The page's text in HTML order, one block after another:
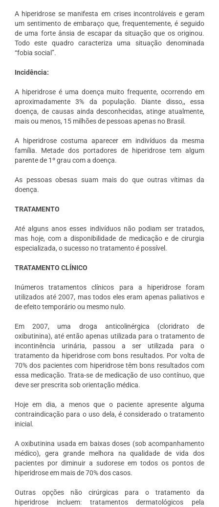
A hiperidrose se manifesta em crises incontroláveis e geram
um sentimento de embaraço que, frequentemente, é seguido
de uma forte ânsia de escapar da situação que os originou.
Todo este quadro caracteriza uma situação denominada
“fobia social”.
Incidência:
A hiperidrose é uma doença muito frequente, ocorrendo em
aproximadamente 3% da população. Diante disso,, essa
doença, de causas ainda desconhecidas, atinge atualmente,
mais ou menos, 15 milhões de pessoas apenas no Brasil.
A hiperidrose costuma aparecer em indivíduos da mesma
família. Metade dos portadores de hiperidrose tem algum
parente de 1º grau com a doença.
As pessoas obesas suam mais do que outras vítimas da
doença.
TRATAMENTO
Até alguns anos esses indivíduos não podiam ser tratados,
mas hoje, com a disponibilidade de medicação e de cirurgia
especializada, o sucesso no tratamento é possível.
TRATAMENTO CLÍNICO
Inúmeros tratamentos clínicos para a hiperidrose foram
utilizados até 2007, mas todos eles eram apenas paliativos e
de efeito temporário ou mesmo nulo.
Em 2007, uma droga anticolinérgica (cloridrato de
oxibutinina), até então apenas utilizada para o tratamento de
incontinência urinária, passou a ser utilizada para o
tratamento da hiperidrose com bons resultados. Por volta de
70% dos pacientes com hiperidrose têm bons resultados com
essa medicação. Trata-se de medicação de uso contínuo, que
deve ser prescrita sob orientação médica.
Hoje em dia, a menos que o paciente apresente alguma
contraindicação para o uso dela, é considerado o tratamento
inicial.
A oxibutinina usada em baixas doses (sob acompanhamento
médico), gera grande melhora na qualidade de vida dos
pacientes por diminuir a sudorese em todos os pontos de
hiperidrose em mais de 70% dos casos.
Outras opções não cirúrgicas para o tratamento da
hiperidrose incluem: tratamentos dermatológicos pela